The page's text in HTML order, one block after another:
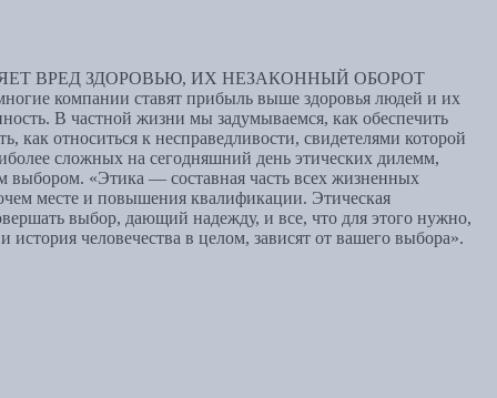
ВРЕД ЗДОРОВЬЮ, ИХ НЕЗАКОННЫЙ ОБОРОТ
ставят прибыль выше здоровья людей и их
В частной жизни мы задумываемся, как обеспечить
как относиться к несправедливости, свидетелями которой
сложных на сегодняшний день этических дилемм,
выбором. «Этика — составная часть всех жизненных
месте и повышения квалификации. Этическая
выбор, дающий надежду, и все, что для этого нужно,
человечества в целом, зависят от вашего выбора».